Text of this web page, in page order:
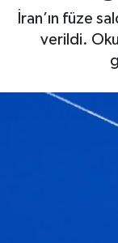
İran’ın füze
verildi.
Kültür
Magazin